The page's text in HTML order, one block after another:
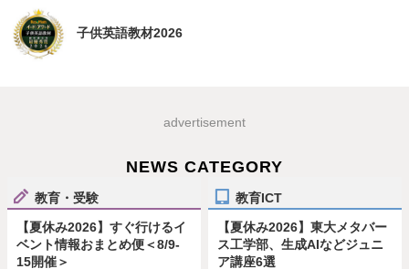
子供英語教材2026
advertisement
NEWS CATEGORY
教育・受験
【夏休み2026】すぐ行けるイ
ベント情報おまとめ便＜8/9-
15開催＞
教育ICT
【夏休み2026】東大メタバー
ス工学部、生成AIなどジュニ
ア講座6選